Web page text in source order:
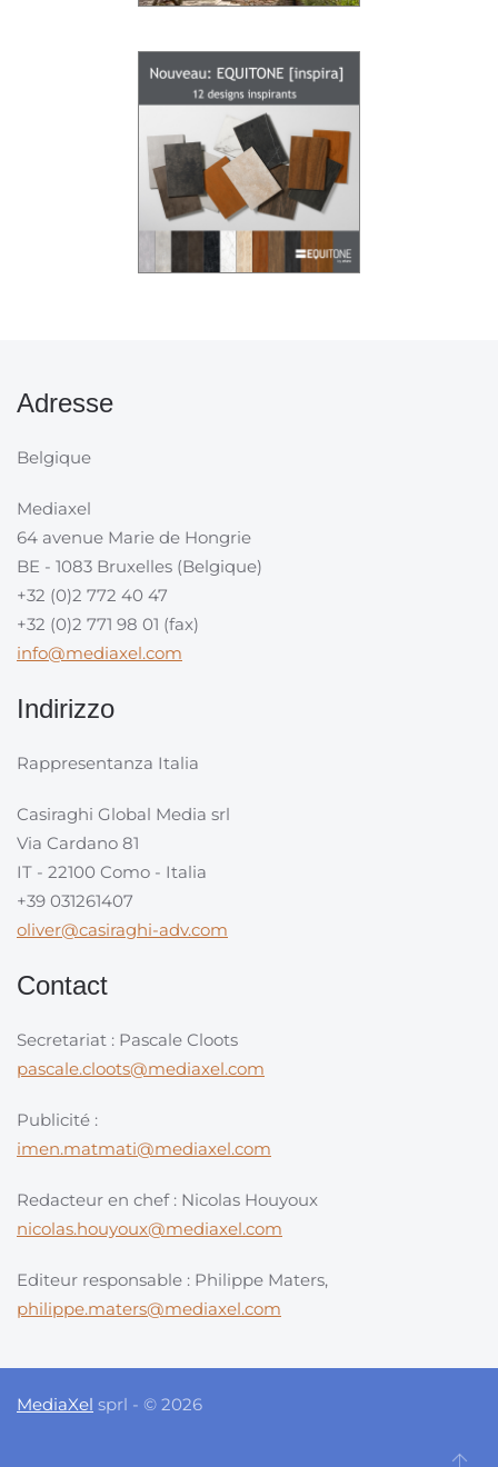
Adresse
Belgique
Mediaxel
64 avenue Marie de Hongrie
BE - 1083 Bruxelles (Belgique)
+32 (0)2 772 40 47
+32 (0)2 771 98 01 (fax)
info@mediaxel.com
Indirizzo
Rappresentanza Italia
Casiraghi Global Media srl
Via Cardano 81
IT - 22100 Como - Italia
+39 031261407
oliver@casiraghi-adv.com
Contact
Secretariat : Pascale Cloots
pascale.cloots@mediaxel.com
Publicité :
imen.matmati@mediaxel.com
Redacteur en chef : Nicolas Houyoux
nicolas.houyoux@mediaxel.com
Editeur responsable : Philippe Maters,
philippe.maters@mediaxel.com
MediaXel sprl - © 2026